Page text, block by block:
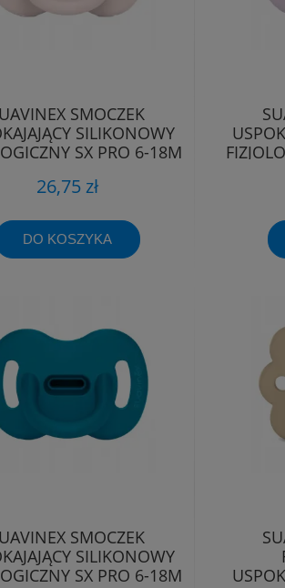
SMOCZEK
SILIKONOWY
SX PRO 6-18M
26,75 zł
DO KOSZYKA
SMOCZEK
SILIKONOWY
SX PRO 6-18M